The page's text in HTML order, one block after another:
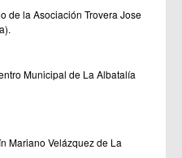
de la Asociación Trovera Jose
Municipal de La Albatalía
Mariano Velázquez de La